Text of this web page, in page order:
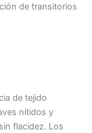
de transitorios
de tejido
nítidos y
flacidez. Los